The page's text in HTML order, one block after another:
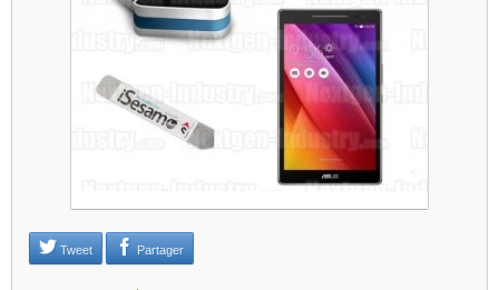
Je refuse
Changer mes préférences
Tweet Partager